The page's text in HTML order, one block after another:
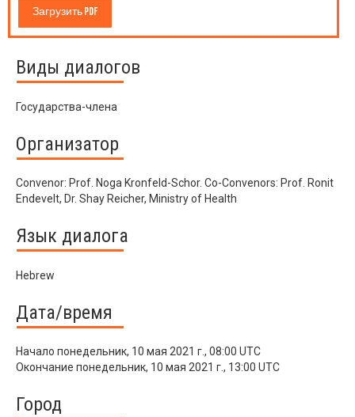
Загрузить PDF
Виды диалогов
Государства-члена
Организатор
Convenor: Prof. Noga Kronfeld-Schor. Co-Convenors: Prof. Ronit
Endevelt, Dr. Shay Reicher, Ministry of Health
Язык диалога
Hebrew
Дата/время
Начало понедельник, 10 мая 2021 г., 08:00 UTC
Окончание понедельник, 10 мая 2021 г., 13:00 UTC
Город